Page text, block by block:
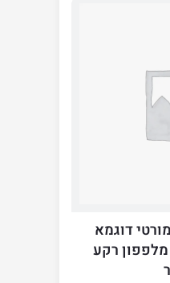
דוגמא
רקע